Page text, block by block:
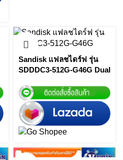
Sandisk แฟลชไดร์ฟ รุ่น
SDDDC3-512G-G46G Dual
Gen1 Flash Drive Type C
(Green) By Vnix Group